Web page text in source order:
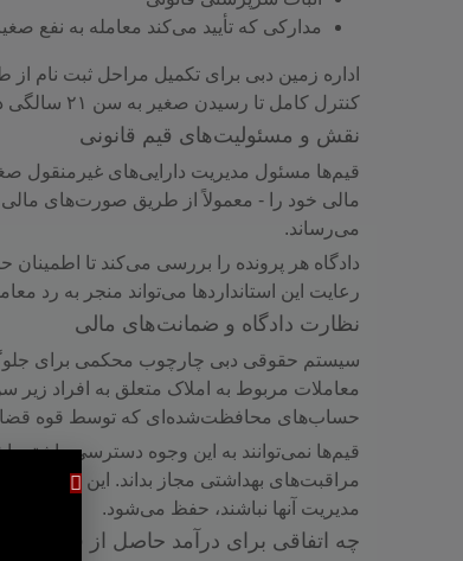
مدارکی که تأیید می‌کند معامله به نفع
اداره زمین دبی برای تکمیل مراحل ثبت نام از
کنترل کامل تا رسیدن صغیر به سن ۲۱ سالگی در اختیار قیم باقی می‌ماند.
نقش و مسئولیت‌های قیم قانونی
قیم‌ها مسئول مدیریت دارایی‌های غیرمنقول
مالی خود را - معمولاً از طریق صورت‌های مالی
می‌رساند.
دادگاه هر پرونده را بررسی می‌کند تا
رعایت این استانداردها می‌تواند منجر به رد
نظارت دادگاه و ضمانت‌های مالی
سیستم حقوقی دبی چارچوب محکمی برای
معاملات مربوط به املاک متعلق به افراد زیر
حساب‌های محافظت‌شده‌ای که توسط قوه
قیم‌ها نمی‌توانند به این وجوه دسترسی داشته
مراقبت‌های بهداشتی مجاز بداند. این ضمانت
مدیریت آنها نباشند، حفظ می‌شود.
چه اتفاقی برای درآمد حاصل از فروش